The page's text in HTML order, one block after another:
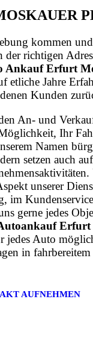
kommen
richtigen
Ankauf Erfurt
etliche Jahre
Kunden
An- und
Ihr
Namen
setzen auch
unserer
im
gerne jedes
Erfurt
jedes Auto
in fahrbereitem
AUFNEHMEN